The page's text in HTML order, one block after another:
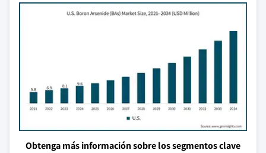
Obtenga más información sobre los segmentos clave